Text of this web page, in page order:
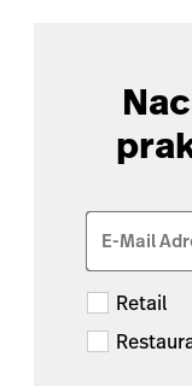
E-Mail
Retail